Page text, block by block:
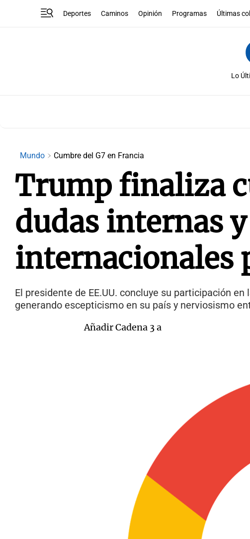
Deportes Caminos Opinión Programas Últimas
Lo
Mundo Cumbre del G7 en Francia
Trump finaliza
dudas internas
internacionales
El presidente de EE.UU. concluye su participación
generando escepticismo en su país y nerviosismo
Añadir Cadena 3 a
Notas
Mundial 2026 La Sole en